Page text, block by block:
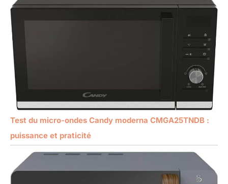
Test du micro-ondes Candy moderna CMGA25TNDB :
puissance et praticité